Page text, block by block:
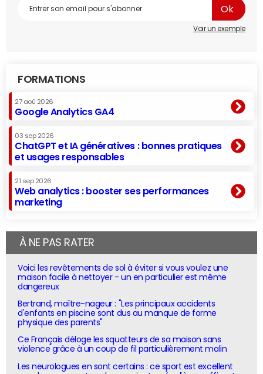
Voir un exemple
FORMATIONS
27 aoû 2026
Google Analytics GA4
03 sep 2026
ChatGPT et IA génératives : bonnes pratiques
et usages responsables
21 sep 2026
Web analytics : booster ses performances
marketing
À NE PAS RATER
Voici les revêtements de sol à éviter si vous voulez une
maison facile à nettoyer - un en particulier est même
dangereux
Bertrand, maître-nageur : "Les principaux accidents
d'enfants en piscine sont dus au manque de forme
physique des parents"
Ce Français déloge les squatteurs de sa maison sans
violence grâce à un coup de fil particulièrement malin
Les neurologues en sont certains : ce sport est excellent